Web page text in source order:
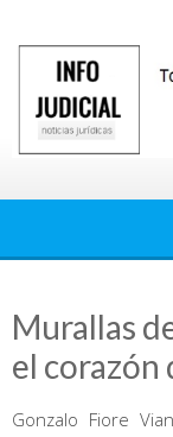
contenido
Murallas
el corazón
Gonzalo Fiore